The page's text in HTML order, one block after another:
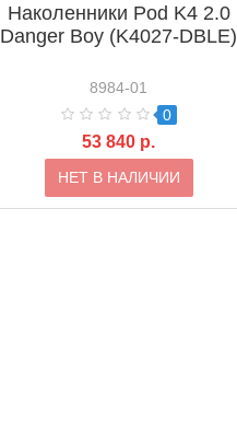
Наколенники Pod K4 2.0
Danger Boy (K4027-DBLE)
8984-01
0
53 840 р.
НЕТ В НАЛИЧИИ